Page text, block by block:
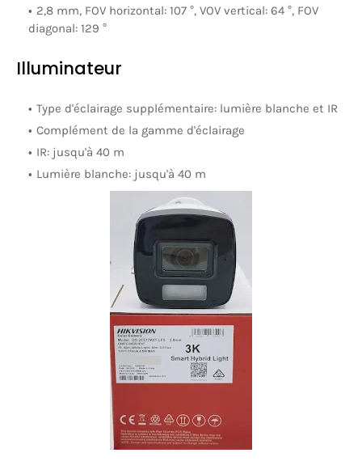
2,8 mm, FOV horizontal: 107 °, VOV vertical: 64 °, FOV
diagonal: 129 °
Illuminateur
Type d'éclairage supplémentaire: lumière blanche et IR
Complément de la gamme d'éclairage
IR: jusqu'à 40 m
Lumière blanche: jusqu'à 40 m